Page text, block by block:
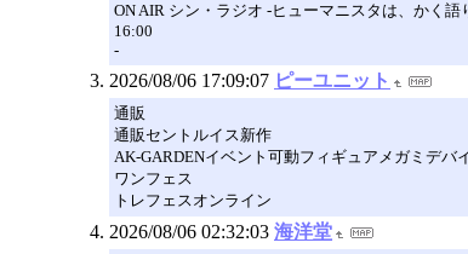
ON AIR シン・ラジオ -ヒューマニスタは、かく語
16:00
-
2026/08/06 17:09:07 ピーユニット
通販
通販セントルイス新作
AK-GARDENイベント可動フィギュアメガミデバ
ワンフェス
トレフェスオンライン
2026/08/06 02:32:03 海洋堂